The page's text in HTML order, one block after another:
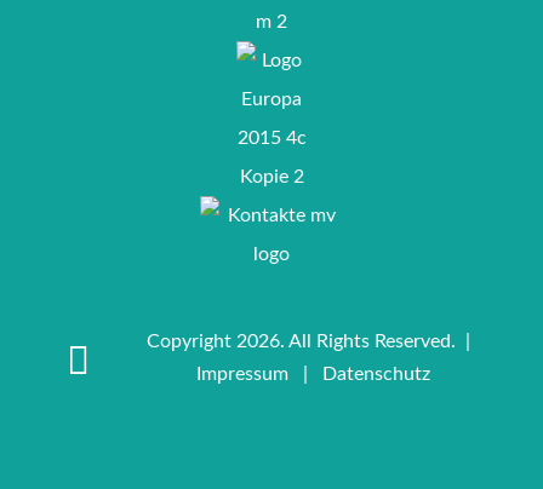
Copyright 2026. All Rights Reserved. |
Impressum| Datenschutz